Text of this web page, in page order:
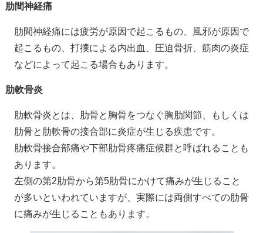
肋間神経痛
肋間神経痛には疲労が原因で起こるもの、風邪が原因で
起こるもの、打撲による内出血、圧迫骨折、筋肉の炎症
などによって起こる場合もあります。
肋軟骨炎
肋軟骨炎とは、肋骨と胸骨をつなぐ胸肋関節、もしくは
肋骨と肋軟骨の接合部に炎症が生じる疾患です。
肋軟骨接合部痛や下部肋骨疼痛症候群と呼ばれることも
あります。
左側の第2肋骨から第5肋骨にかけて痛みが生じること
が多いといわれていますが、実際には両側すべての肋骨
に痛みが生じることもあります。